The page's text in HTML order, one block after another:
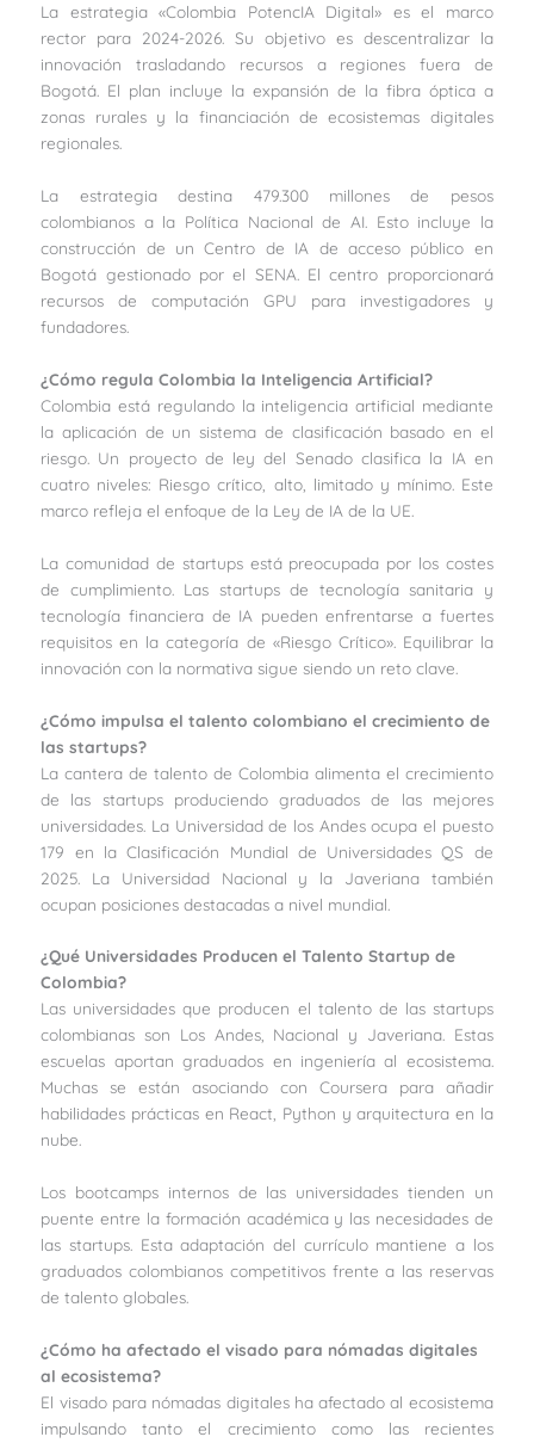
La estrategia «Colombia PotencIA Digital» es el marco
rector para 2024-2026. Su objetivo es descentralizar la
innovación trasladando recursos a regiones fuera de
Bogotá. El plan incluye la expansión de la fibra óptica a
zonas rurales y la financiación de ecosistemas digitales
regionales.
La estrategia destina 479.300 millones de pesos
colombianos a la Política Nacional de AI. Esto incluye la
construcción de un Centro de IA de acceso público en
Bogotá gestionado por el SENA. El centro proporcionará
recursos de computación GPU para investigadores y
fundadores.
¿Cómo regula Colombia la Inteligencia Artificial?
Colombia está regulando la inteligencia artificial mediante
la aplicación de un sistema de clasificación basado en el
riesgo. Un proyecto de ley del Senado clasifica la IA en
cuatro niveles: Riesgo crítico, alto, limitado y mínimo. Este
marco refleja el enfoque de la Ley de IA de la UE.
La comunidad de startups está preocupada por los costes
de cumplimiento. Las startups de tecnología sanitaria y
tecnología financiera de IA pueden enfrentarse a fuertes
requisitos en la categoría de «Riesgo Crítico». Equilibrar la
innovación con la normativa sigue siendo un reto clave.
¿Cómo impulsa el talento colombiano el crecimiento de
las startups?
La cantera de talento de Colombia alimenta el crecimiento
de las startups produciendo graduados de las mejores
universidades. La Universidad de los Andes ocupa el puesto
179 en la Clasificación Mundial de Universidades QS de
2025. La Universidad Nacional y la Javeriana también
ocupan posiciones destacadas a nivel mundial.
¿Qué Universidades Producen el Talento Startup de
Colombia?
Las universidades que producen el talento de las startups
colombianas son Los Andes, Nacional y Javeriana. Estas
escuelas aportan graduados en ingeniería al ecosistema.
Muchas se están asociando con Coursera para añadir
habilidades prácticas en React, Python y arquitectura en la
nube.
Los bootcamps internos de las universidades tienden un
puente entre la formación académica y las necesidades de
las startups. Esta adaptación del currículo mantiene a los
graduados colombianos competitivos frente a las reservas
de talento globales.
¿Cómo ha afectado el visado para nómadas digitales
al ecosistema?
El visado para nómadas digitales ha afectado al ecosistema
impulsando tanto el crecimiento como las recientes